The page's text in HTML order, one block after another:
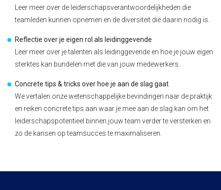
Leer meer over de leiderschapsverantwoordelijkheden die
teamleden kunnen opnemen en de diversiteit die daarin nodig is.
Reflectie over je eigen rol als leidinggevende
Leer meer over je talenten als leidinggevende en hoe je jouw eigen
sterktes kan bundelen met die van jouw medewerkers.
Concrete tips & tricks over hoe je aan de slag gaat
We vertalen onze wetenschappelijke bevindingen naar de praktijk
en reiken concrete tips aan waar je mee aan de slag kan om het
leiderschapspotentieel binnen jouw team verder te versterken en
zo de kansen op teamsucces te maximaliseren.